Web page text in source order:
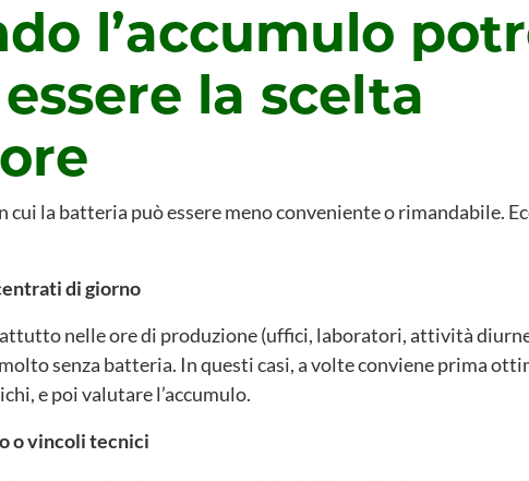
l’accumulo
la scelta
cui la batteria può essere meno conveniente o rimandabile.
di giorno
nelle ore di produzione (uffici, laboratori, attività
senza batteria. In questi casi, a volte conviene prima
e poi valutare l’accumulo.
o vincoli tecnici